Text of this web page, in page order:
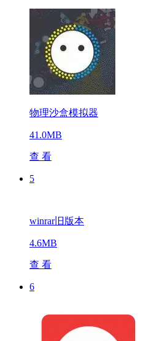
物理沙盒模拟器
41.0MB
查 看
5